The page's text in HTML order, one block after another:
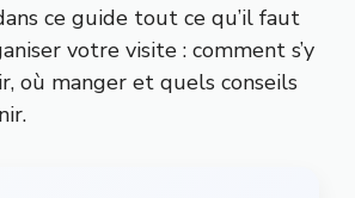
ce guide tout ce qu’il faut
votre visite : comment s’y
où manger et quels conseils